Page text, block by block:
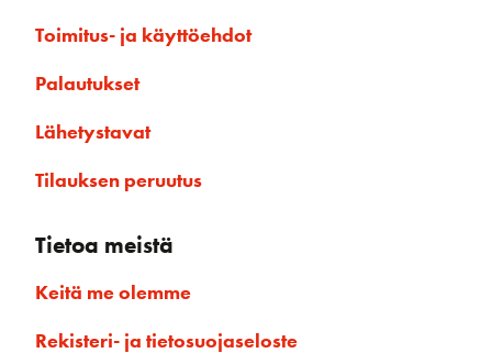
Toimitus- ja käyttöehdot
Palautukset
Lähetystavat
Tilauksen peruutus
Tietoa meistä
Keitä me olemme
Rekisteri- ja tietosuojaseloste